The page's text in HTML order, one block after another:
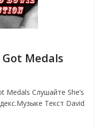
Medals
Medals Слушайте She’s
Текст David